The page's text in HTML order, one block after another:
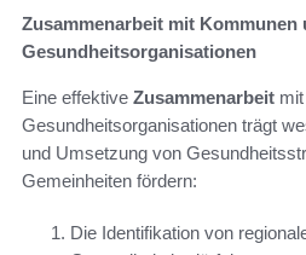
Zusammenarbeit mit Kommunen
Gesundheitsorganisationen
Eine effektive Zusammenarbeit
Gesundheitsorganisationen trägt
und Umsetzung von
Gemeinheiten fördern:
Die Identifikation von